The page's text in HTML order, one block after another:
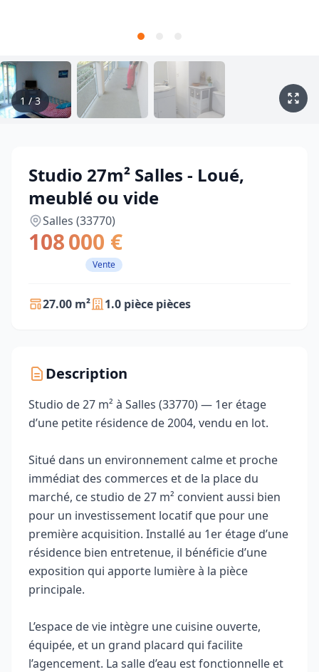
1 /3
Studio 27m² Salles - Loué,
meublé ou vide
Salles (33770)
108 000 €
Vente
27.00 m² 1.0 pièce pièces
Description
Studio de 27 m² à Salles (33770) — 1er étage
d’une petite résidence de 2004, vendu en lot.
Situé dans un environnement calme et proche
immédiat des commerces et de la place du
marché, ce studio de 27 m² convient aussi bien
pour un investissement locatif que pour une
première acquisition. Installé au 1er étage d’une
résidence bien entretenue, il bénéficie d’une
exposition qui apporte lumière à la pièce
principale.
L’espace de vie intègre une cuisine ouverte,
équipée, et un grand placard qui facilite
l’agencement. La salle d’eau est fonctionnelle et